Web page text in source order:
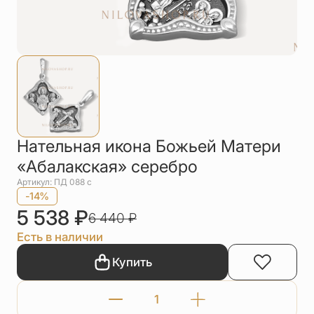
Цепи
Чётки
Другое
Нательная икона Божьей Матери
«Абалакская» серебро
Артикул: ПД 088 с
-14%
5 538 ₽6 440₽
Есть в наличии
Купить
Количество